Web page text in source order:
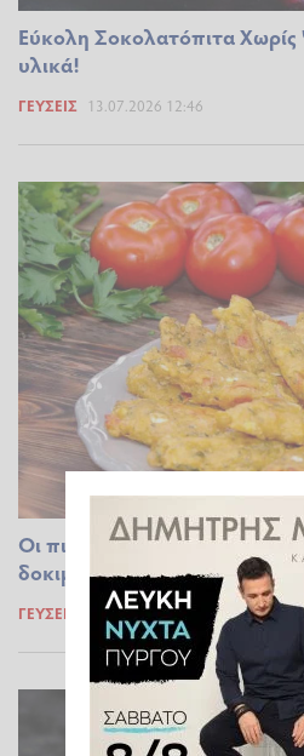
Εύκολη Σοκολατόπιτα Χωρίς
υλικά!
ΓΕΎΣΕΙΣ 13.07.2026 12:46
Oι πιο Μυρωδάτοι
δοκιμάσει!
ΓΕΎΣΕΙΣ 11.07.2026 13:10